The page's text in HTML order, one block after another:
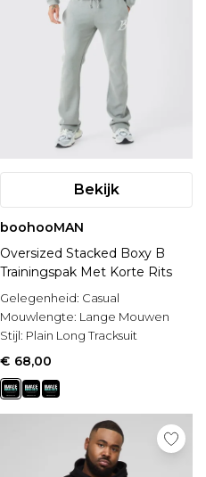
Bekijk
boohooMAN
Oversized Stacked Boxy B
Trainingspak Met Korte Rits
Gelegenheid: Casual
Mouwlengte: Lange Mouwen
Stijl: Plain Long Tracksuit
€ 68,00